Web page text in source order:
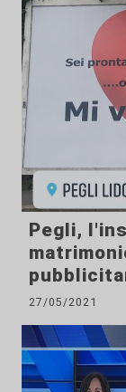
Pegli,
27/05/2021